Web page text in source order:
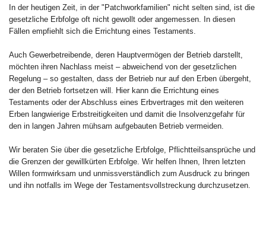
In der heutigen Zeit, in der "Patchworkfamilien" nicht selten sind, ist die
gesetzliche Erbfolge oft nicht gewollt oder angemessen. In diesen
Fällen empfiehlt sich die Errichtung eines Testaments.
Auch Gewerbetreibende, deren Hauptvermögen der Betrieb darstellt,
möchten ihren Nachlass meist – abweichend von der gesetzlichen
Regelung – so gestalten, dass der Betrieb nur auf den Erben übergeht,
der den Betrieb fortsetzen will. Hier kann die Errichtung eines
Testaments oder der Abschluss eines Erbvertrages mit den weiteren
Erben langwierige Erbstreitigkeiten und damit die Insolvenzgefahr für
den in langen Jahren mühsam aufgebauten Betrieb vermeiden.
Wir beraten Sie über die gesetzliche Erbfolge, Pflichtteilsansprüche und
die Grenzen der gewillkürten Erbfolge. Wir helfen Ihnen, Ihren letzten
Willen formwirksam und unmissverständlich zum Ausdruck zu bringen
und ihn notfalls im Wege der Testamentsvollstreckung durchzusetzen.